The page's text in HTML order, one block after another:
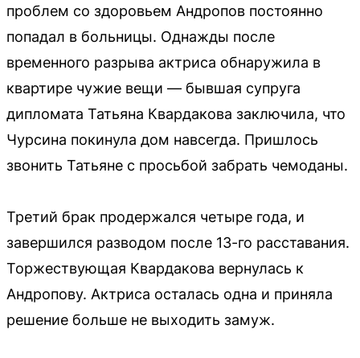
проблем со здоровьем Андропов постоянно
попадал в больницы. Однажды после
временного разрыва актриса обнаружила в
квартире чужие вещи — бывшая супруга
дипломата Татьяна Квардакова заключила, что
Чурсина покинула дом навсегда. Пришлось
звонить Татьяне с просьбой забрать чемоданы.
Третий брак продержался четыре года, и
завершился разводом после 13-го расставания.
Торжествующая Квардакова вернулась к
Андропову. Актриса осталась одна и приняла
решение больше не выходить замуж.